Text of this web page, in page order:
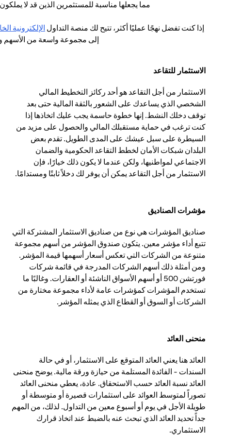
مما يجعلها مناسبة للمستثمرين الذين قد لا
إذا كنت تفضل نهجًا عمليًا أكثر، تتيح لك منصة التداول الإلكترونية
إلى مجموعة واسعة من الأسهم
الاستثمار للتقاعد
الاستثمار من أجل التقاعد هو أحد ركائز التخطيط المالي
الشخصي الذي يساعدك على الشعور بالثقة المالية حتى بعد
توقف دخلك النشط. إنها خطوة حاسمة يجب عليك اتخاذها إذا
كنت ترغب في حماية مستقبلك المالي والحصول على مزيد من
السيطرة على سبل عيشك على المدى الطويل. تقدم بعض
البلدان شبكات الأمان لخطط التقاعد الحكومية والضمان
الاجتماعي لمواطنيها، ولكن عندما لا يكون ذلك خيارًا، فإن
الاستثمار من أجل التقاعد يمكن أن يوفر لك دخلاً ثابتًا ومستدامًا.
مؤشرات الصناديق
صناديق المؤشرات هي نوع من صناديق الاستثمار المشتركة التي
تتبع أداء مؤشر معين. يتكون صندوق المؤشر من أسهم مجموعة
متنوعة من الشركات التي تعكس أسعار أسهمها قيمة المؤشر.
ومن أمثلة ذلك أسهم الشركات المدرجة في قائمة شركات
فورتشن 500 أو أسهم الأسواق الناشئة أو العقارات. وغالبًا ما
تستخدم المؤشرات كمؤشرات عامة لأداء مجموعة مختارة من
الشركات أو السوق أو القطاع الذي يمثله المؤشر.
منحنى العائد
العائد هنا يعني العائد المتوقع على الاستثمار، أو في حالة
السندات - الفائدة المستلمة من حيازة ورقة مالية. يوضح منحنى
العائد نسبة العائد حسب الاستحقاق. عادة، يعطي منحنى العائد
تصوراً لمتوسط العوائد على استثمارات قصيرة أو متوسطة أو
طويلة الأجل في يوم أو أسبوع معين من التداول. لذلك، من المهم
جداً تحديد العائد الذي تبحث عنه بالضبط عند اتخاذ قرارك
الاستثماري.